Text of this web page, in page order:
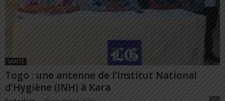
SANTÉ
Togo : une antenne de l’Institut National
d’Hygiène (INH) à Kara